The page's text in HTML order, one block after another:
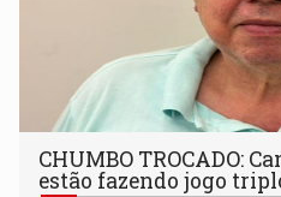
CHUMBO TROCADO:
estão fazendo jogo